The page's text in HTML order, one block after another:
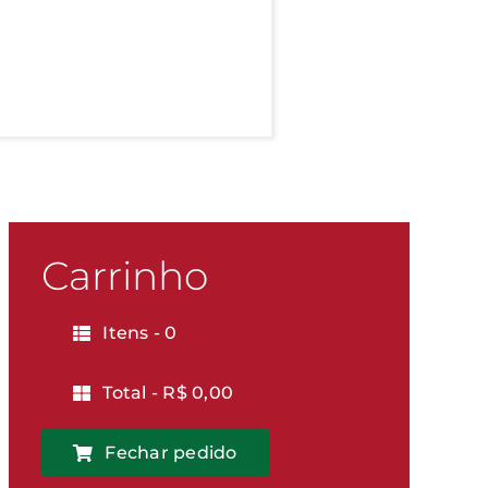
Carrinho
Itens -0
Total - R$0,00
Fechar pedido